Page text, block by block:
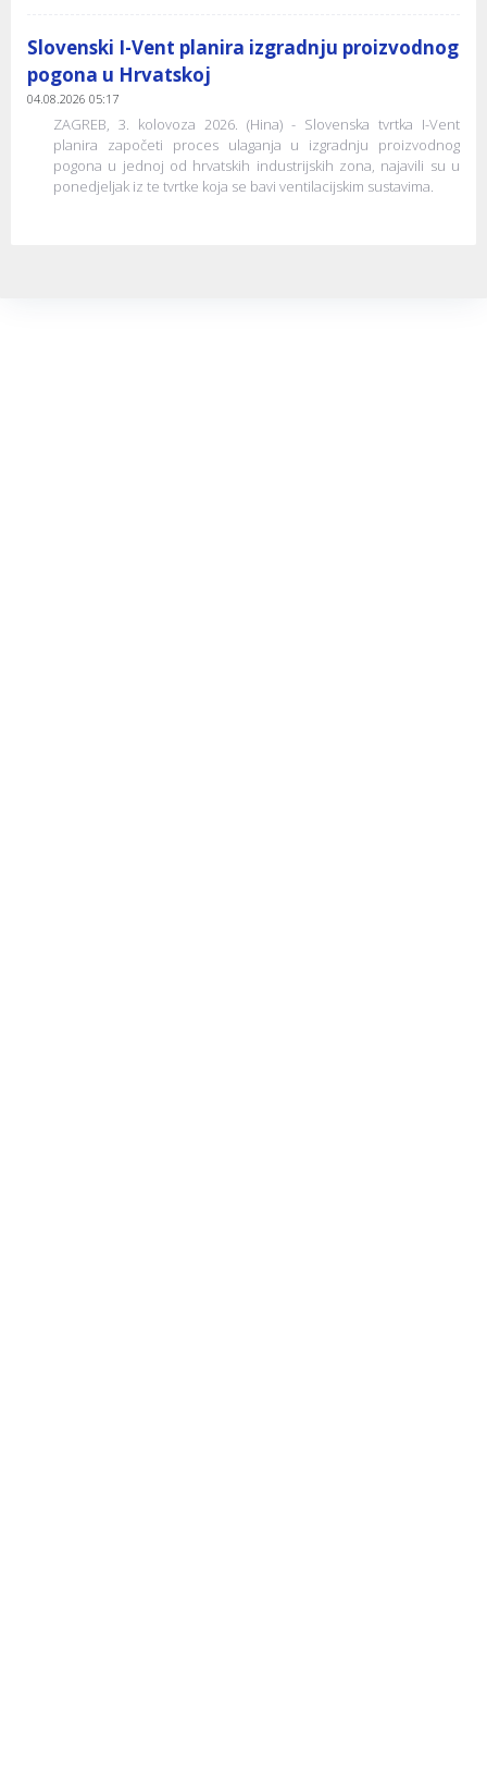
Slovenski I-Vent planira izgradnju proizvodnog
pogona u Hrvatskoj
04.08.2026 05:17
ZAGREB, 3. kolovoza 2026. (Hina) - Slovenska tvrtka I-Vent
planira započeti proces ulaganja u izgradnju proizvodnog
pogona u jednoj od hrvatskih industrijskih zona, najavili su u
ponedjeljak iz te tvrtke koja se bavi ventilacijskim sustavima.